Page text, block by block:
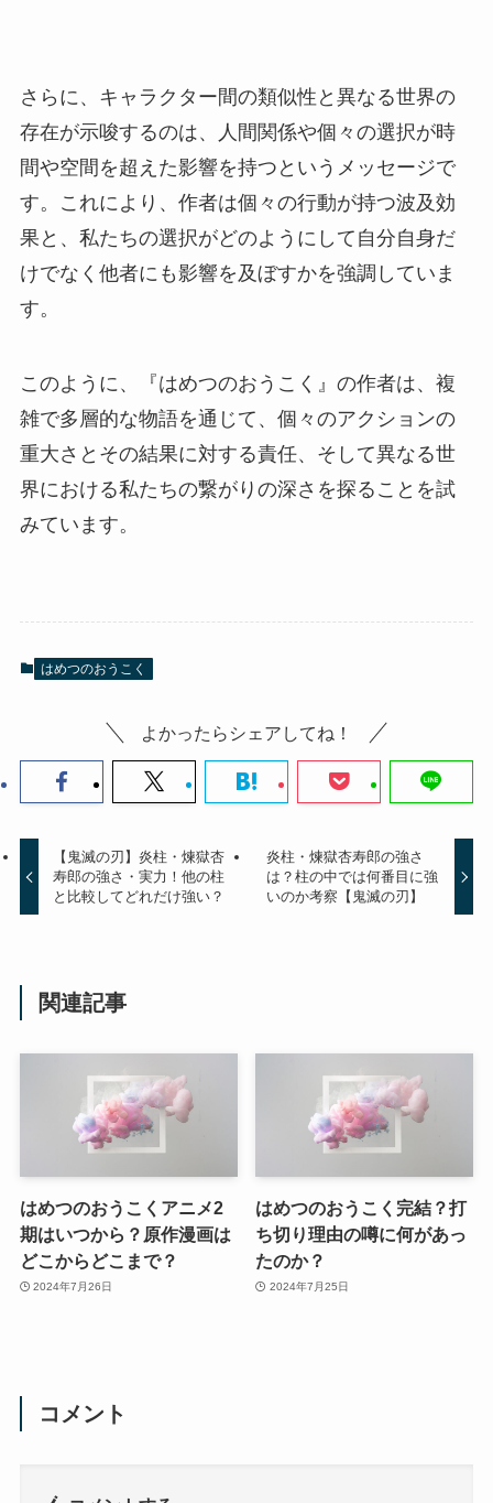
さらに、キャラクター間の類似性と異なる世界の
存在が示唆するのは、人間関係や個々の選択が時
間や空間を超えた影響を持つというメッセージで
す。これにより、作者は個々の行動が持つ波及効
果と、私たちの選択がどのようにして自分自身だ
けでなく他者にも影響を及ぼすかを強調していま
す。
このように、『はめつのおうこく』の作者は、複
雑で多層的な物語を通じて、個々のアクションの
重大さとその結果に対する責任、そして異なる世
界における私たちの繋がりの深さを探ることを試
みています。
はめつのおうこく
よかったらシェアしてね！
【鬼滅の刃】炎柱・煉獄杏
寿郎の強さ・実力！他の柱
と比較してどれだけ強い？
炎柱・煉獄杏寿郎の強さ
は？柱の中では何番目に強
いのか考察【鬼滅の刃】
関連記事
はめつのおうこくアニメ2
期はいつから？原作漫画は
どこからどこまで？
2024年7月26日
はめつのおうこく完結？打
ち切り理由の噂に何があっ
たのか？
2024年7月25日
コメント